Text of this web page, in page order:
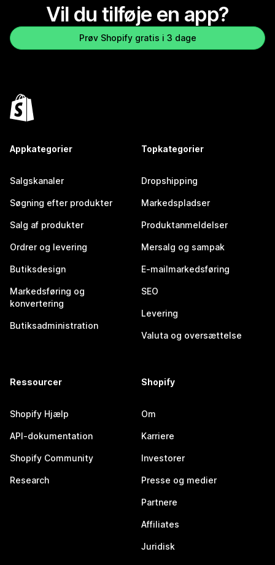
Vil du tilføje en app?
Prøv Shopify gratis i 3 dage
Appkategorier
Salgskanaler
Søgning efter produkter
Salg af produkter
Ordrer og levering
Butiksdesign
Markedsføring og
konvertering
Butiksadministration
Topkategorier
Dropshipping
Markedspladser
Produktanmeldelser
Mersalg og sampak
E-mailmarkedsføring
SEO
Levering
Valuta og oversættelse
Ressourcer
Shopify Hjælp
API-dokumentation
Shopify Community
Research
Shopify
Om
Karriere
Investorer
Presse og medier
Partnere
Affiliates
Juridisk